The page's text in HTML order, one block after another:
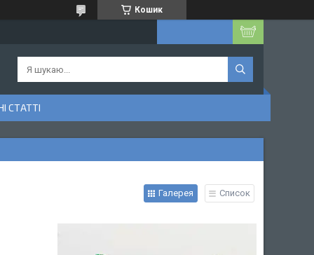
Кошик
СТАТТІ
Галерея Список